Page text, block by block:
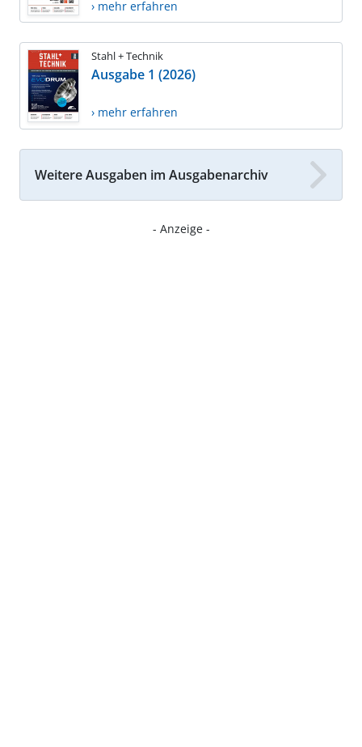
› mehr erfahren
Stahl + Technik
Ausgabe 1 (2026)
› mehr erfahren
Weitere Ausgaben im Ausgabenarchiv
- Anzeige -